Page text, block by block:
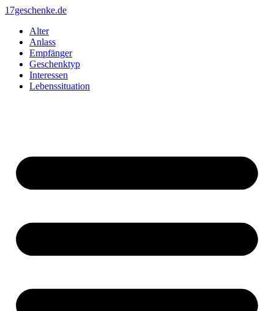
Zum
springen
17geschenke.de
Alter
Anlass
Empfänger
Geschenktyp
Interessen
Lebenssituation